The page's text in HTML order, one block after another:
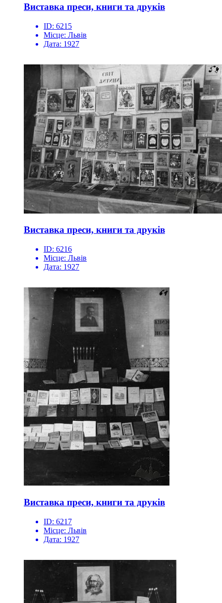
Виставка преси, книги та друків
ID: 6215
Місце: Львів
Дата: 1927
Виставка преси, книги та друків
ID: 6216
Місце: Львів
Дата: 1927
Виставка преси, книги та друків
ID: 6217
Місце: Львів
Дата: 1927